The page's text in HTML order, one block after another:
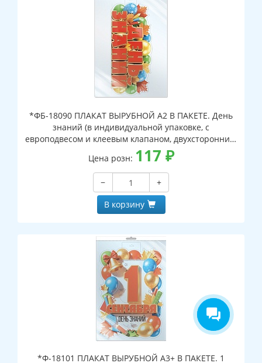
*ФБ-18090 ПЛАКАТ ВЫРУБНОЙ А2 В ПАКЕТЕ. День
знаний (в индивидуальной упаковке, с
европодвесом и клеевым клапаном, двухсторонний,
ВД-лак)
Цена розн: 117 ₽
−
+
В корзину
*Ф-18101 ПЛАКАТ ВЫРУБНОЙ А3+ В ПАКЕТЕ. 1